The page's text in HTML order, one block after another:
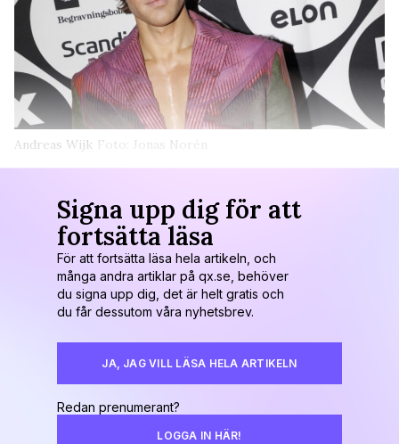
Andreas Wijk Foto: Jonas Norén
Signa upp dig för att
fortsätta läsa
För att fortsätta läsa hela artikeln, och
många andra artiklar på qx.se, behöver
du signa upp dig, det är helt gratis och
du får dessutom våra nyhetsbrev.
JA, JAG VILL LÄSA HELA ARTIKELN
Redan prenumerant?
LOGGA IN HÄR!